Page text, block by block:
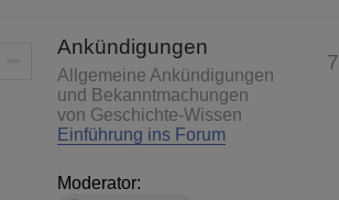
Ankündigungen
Allgemeine Ankündigungen
und Bekanntmachungen
von Geschichte-Wissen
Einführung ins Forum
Moderator: